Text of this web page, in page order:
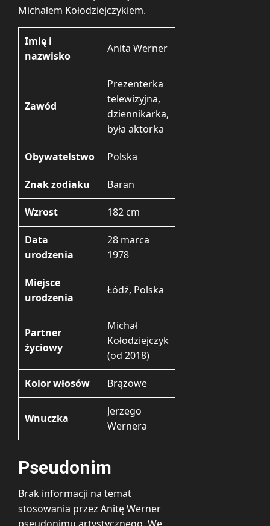
Michałem Kołodziejczykiem.
Imię i
nazwisko
Anita Werner
Zawód
Prezenterka
telewizyjna,
dziennikarka,
była aktorka
Obywatelstwo Polska
Znak zodiaku Baran
Wzrost 182 cm
Data
urodzenia
28 marca
1978
Miejsce
urodzenia
Łódź, Polska
Partner
życiowy
Michał
Kołodziejczyk
(od 2018)
Kolor włosów Brązowe
Wnuczka
Jerzego
Wernera
Pseudonim
Brak informacji na temat
stosowania przez Anitę Werner